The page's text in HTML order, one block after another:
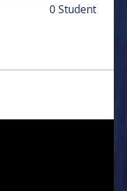
0 Student